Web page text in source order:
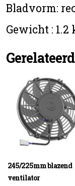
Bladvorm:
Gewicht : 1.2
245/225mm blazend
ventilator